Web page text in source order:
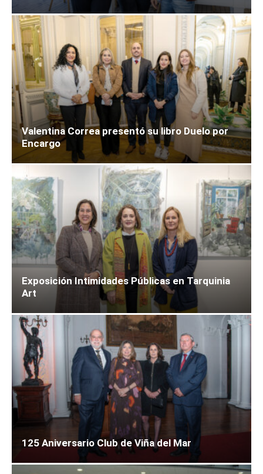
Valentina Correa presentó su libro Duelo por
Encargo
Exposición Intimidades Públicas en Tarquinia
Art
125 Aniversario Club de Viña del Mar